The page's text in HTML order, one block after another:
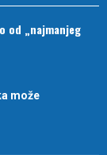
od „najmanjeg
može